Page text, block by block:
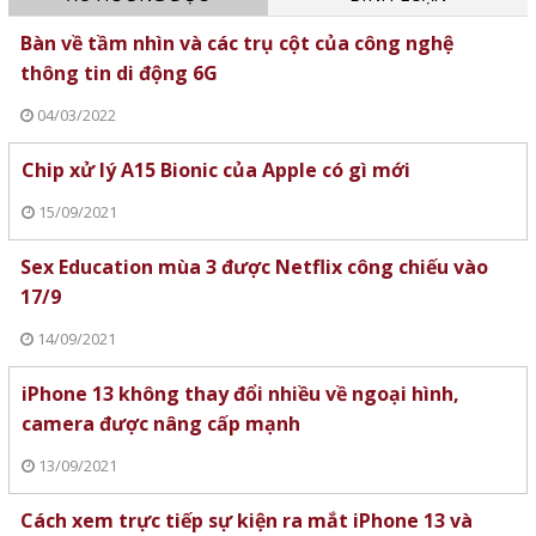
Bàn về tầm nhìn và các trụ cột của công nghệ
thông tin di động 6G
04/03/2022
Chip xử lý A15 Bionic của Apple có gì mới
15/09/2021
Sex Education mùa 3 được Netflix công chiếu vào
17/9
14/09/2021
iPhone 13 không thay đổi nhiều về ngoại hình,
camera được nâng cấp mạnh
13/09/2021
Cách xem trực tiếp sự kiện ra mắt iPhone 13 và